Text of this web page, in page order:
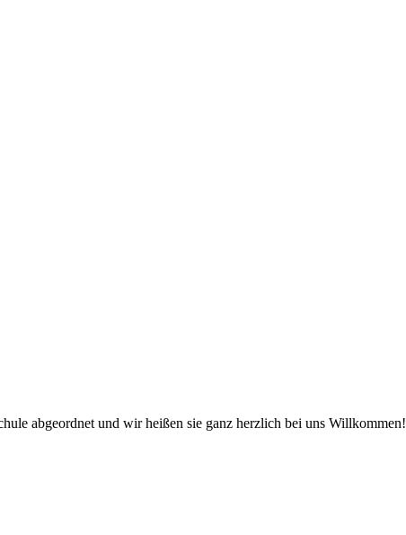
abgeordnet und wir heißen sie ganz herzlich bei uns Willkommen!